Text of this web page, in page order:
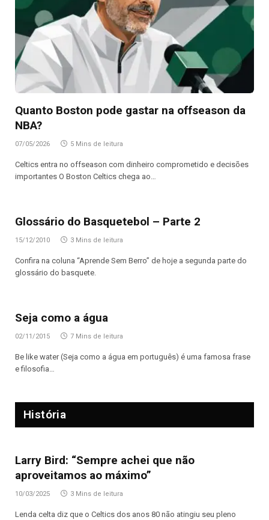
Quanto Boston pode gastar na offseason da
NBA?
07/05/2026 5 Mins de leitura
Celtics entra no offseason com dinheiro comprometido e decisões
importantes O Boston Celtics chega ao…
Glossário do Basquetebol – Parte 2
15/12/2010 3 Mins de leitura
Confira na coluna “Aprende Sem Berro” de hoje a segunda parte do
glossário do basquete.
Seja como a água
02/11/2015 7 Mins de leitura
Be like water (Seja como a água em português) é uma famosa frase
e filosofia…
História
Larry Bird: “Sempre achei que não
aproveitamos ao máximo”
10/03/2025 3 Mins de leitura
Lenda celta diz que o Celtics dos anos 80 não atingiu seu pleno